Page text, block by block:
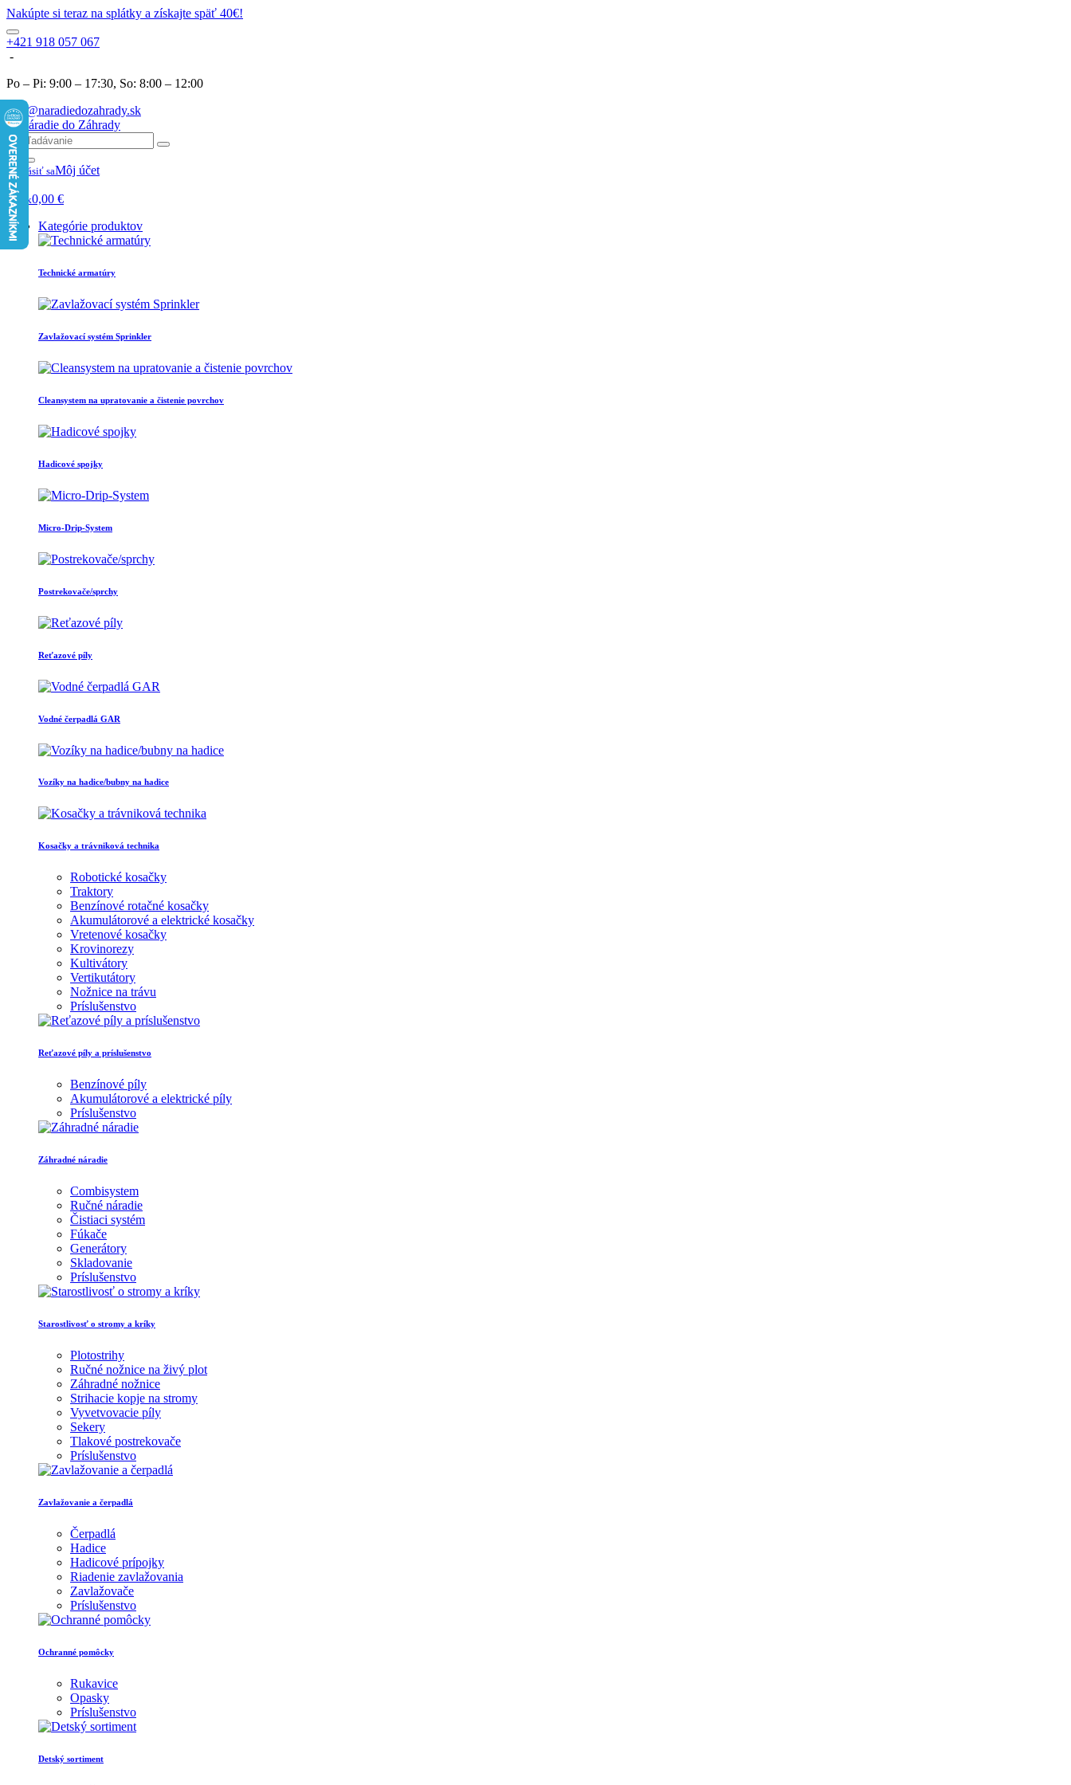
Nakúpte si teraz na splátky a získajte späť 40€!
+421 918 057 067
-
Po – Pi: 9:00 – 17:30, So: 8:00 – 12:00
info@naradiedozahrady.sk
Prihlásiť saMôj účet
0
Košík0,00 €
Kategórie produktov
Technické armatúry
Zavlažovací systém Sprinkler
Cleansystem na upratovanie a čistenie povrchov
Hadicové spojky
Micro-Drip-System
Postrekovače/sprchy
Reťazové píly
Vodné čerpadlá GAR
Vozíky na hadice/bubny na hadice
Kosačky a trávniková technika
Robotické kosačky
Traktory
Benzínové rotačné kosačky
Akumulátorové a elektrické kosačky
Vretenové kosačky
Krovinorezy
Kultivátory
Vertikutátory
Nožnice na trávu
Príslušenstvo
Reťazové píly a príslušenstvo
Benzínové píly
Akumulátorové a elektrické píly
Príslušenstvo
Záhradné náradie
Combisystem
Ručné náradie
Čistiaci systém
Fúkače
Generátory
Skladovanie
Príslušenstvo
Starostlivosť o stromy a kríky
Plotostrihy
Ručné nožnice na živý plot
Záhradné nožnice
Strihacie kopje na stromy
Vyvetvovacie píly
Sekery
Tlakové postrekovače
Príslušenstvo
Zavlažovanie a čerpadlá
Čerpadlá
Hadice
Hadicové prípojky
Riadenie zavlažovania
Zavlažovače
Príslušenstvo
Ochranné pomôcky
Rukavice
Opasky
Príslušenstvo
Detský sortiment